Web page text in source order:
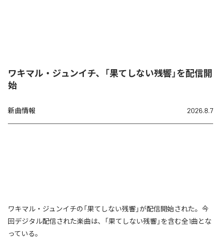
ワキマル・ジュンイチ、「果てしない残響」を配信開
始
新曲情報 2026.8.7
ワキマル・ジュンイチの「果てしない残響」が配信開始された。今
回デジタル配信された楽曲は、「果てしない残響」を含む全1曲とな
っている。